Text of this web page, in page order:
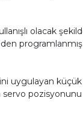
olacak
uygulayan